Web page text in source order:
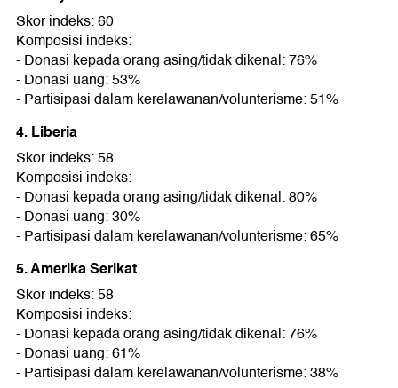
Skor indeks: 60
Komposisi indeks:
- Donasi kepada orang asing/tidak dikenal: 76%
- Donasi uang: 53%
- Partisipasi dalam kerelawanan/volunterisme: 51%
4. Liberia
Skor indeks: 58
Komposisi indeks:
- Donasi kepada orang asing/tidak dikenal: 80%
- Donasi uang: 30%
- Partisipasi dalam kerelawanan/volunterisme: 65%
5. Amerika Serikat
Skor indeks: 58
Komposisi indeks:
- Donasi kepada orang asing/tidak dikenal: 76%
- Donasi uang: 61%
- Partisipasi dalam kerelawanan/volunterisme: 38%